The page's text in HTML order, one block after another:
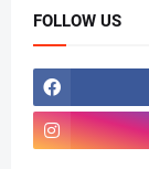
FOLLOW US